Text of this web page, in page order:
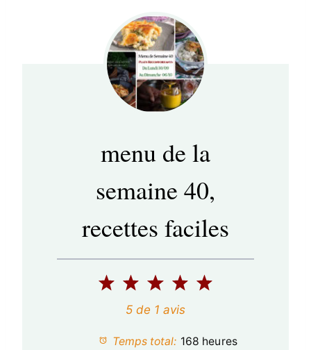
menu de la
semaine 40,
recettes faciles
5
t
4
t
3
é
t
2
é
t
1
t
5de 1 avis
Temps total: 168 heures